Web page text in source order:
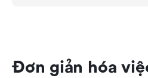
Đơn giản hóa